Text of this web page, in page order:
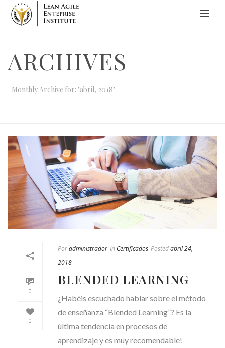
ARCHIVES
Monthly Archive for: "abril, 2018"
0
0
Poradministrador In Certificados Postedabril 24,
2018
BLENDED LEARNING
¿Habéis escuchado hablar sobre el método
de enseñanza “Blended Learning”? Es la
última tendencia en procesos de
aprendizaje y es muy recomendable!